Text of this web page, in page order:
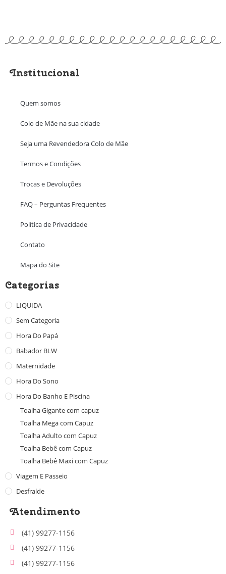
Institucional
Quem somos
Colo de Mãe na sua cidade
Seja uma Revendedora Colo de Mãe
Termos e Condições
Trocas e Devoluções
FAQ – Perguntas Frequentes
Política de Privacidade
Contato
Mapa do Site
Categorias
LIQUIDA
Sem Categoria
Hora Do Papá
Babador BLW
Maternidade
Hora Do Sono
Hora Do Banho E Piscina
Toalha Gigante com capuz
Toalha Mega com Capuz
Toalha Adulto com Capuz
Toalha Bebê com Capuz
Toalha Bebê Maxi com Capuz
Viagem E Passeio
Desfralde
Atendimento
(41) 99277-1156
(41) 99277-1156
(41) 99277-1156